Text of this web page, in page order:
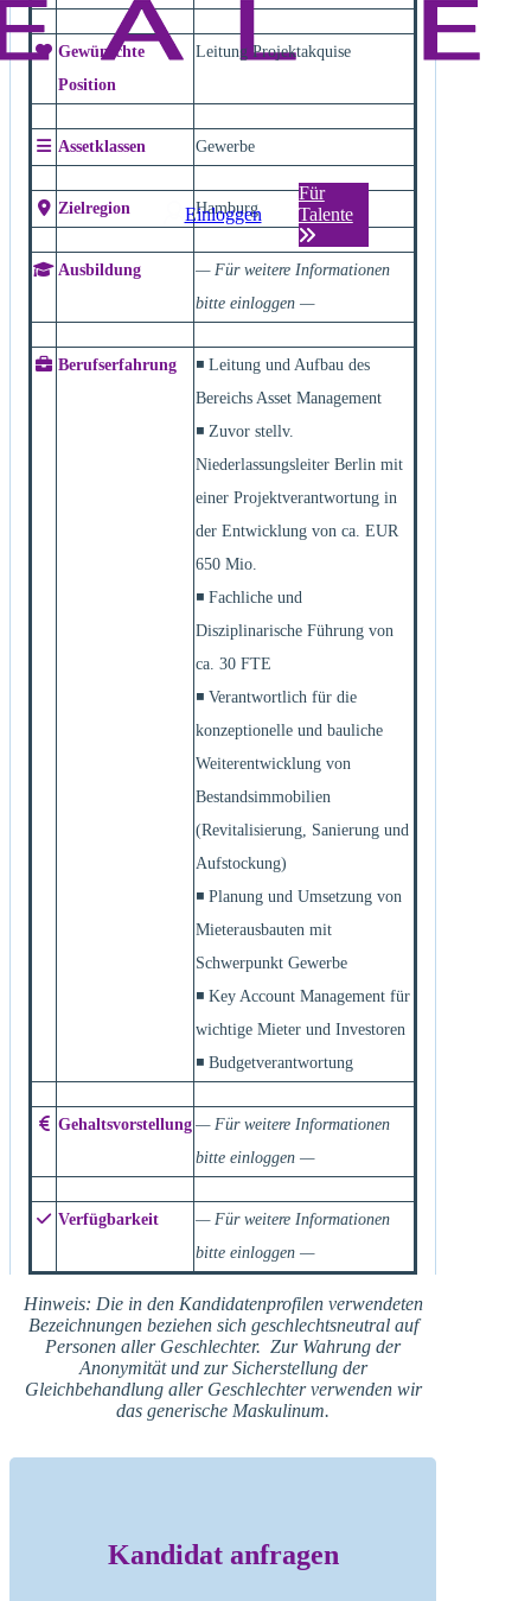
Einloggen
Für
Talente
Gewünschte
Position
Leitung Projektakquise
Assetklassen Gewerbe
Zielregion Hamburg
Ausbildung
— Für weitere Informationen
bitte einloggen —
Berufserfahrung
◾ Leitung und Aufbau des
Bereichs Asset Management
◾ Zuvor stellv.
Niederlassungsleiter Berlin mit
einer Projektverantwortung in
der Entwicklung von ca. EUR
650 Mio.
◾ Fachliche und
Disziplinarische Führung von
ca. 30 FTE
◾ Verantwortlich für die
konzeptionelle und bauliche
Weiterentwicklung von
Bestandsimmobilien
(Revitalisierung, Sanierung und
Aufstockung)
◾ Planung und Umsetzung von
Mieterausbauten mit
Schwerpunkt Gewerbe
◾ Key Account Management für
wichtige Mieter und Investoren
◾ Budgetverantwortung
Gehaltsvorstellung — Für weitere Informationen
bitte einloggen —
Verfügbarkeit
— Für weitere Informationen
bitte einloggen —
Hinweis: Die in den Kandidatenprofilen verwendeten
Bezeichnungen beziehen sich geschlechtsneutral auf
Personen aller Geschlechter. Zur Wahrung der
Anonymität und zur Sicherstellung der
Gleichbehandlung aller Geschlechter verwenden wir
das generische Maskulinum.
Kandidat anfragen